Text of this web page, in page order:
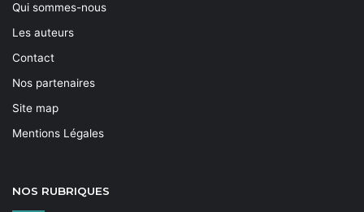
Qui sommes-nous
Les auteurs
Contact
Nos partenaires
Site map
Mentions Légales
NOS RUBRIQUES